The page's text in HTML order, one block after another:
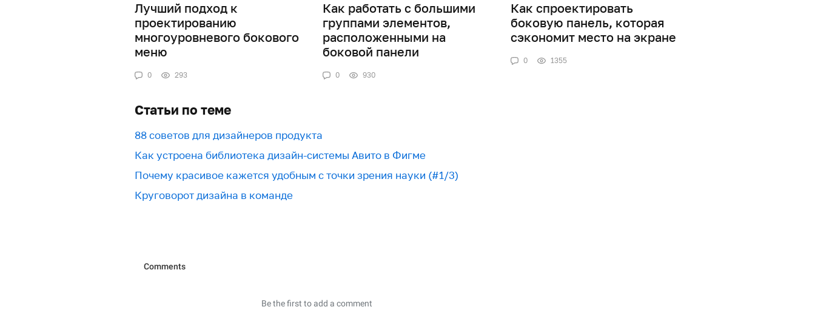
Лучший подход к
проектированию
многоуровневого бокового
меню
0 293
Как работать с большими
группами элементов,
расположенными на
боковой панели
0 930
Как спроектировать
боковую панель, которая
сэкономит место на экране
0 1355
Статьи по теме
88 советов для дизайнеров продукта
Как устроена библиотека дизайн-системы Авито в Фигме
Почему красивое кажется удобным с точки зрения науки (#1/3)
Круговорот дизайна в команде